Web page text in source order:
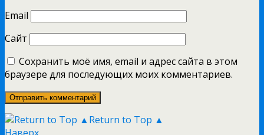
Email
Сайт
Сохранить моё имя, email и адрес сайта в этом
браузере для последующих моих комментариев.
Return to Top ▲